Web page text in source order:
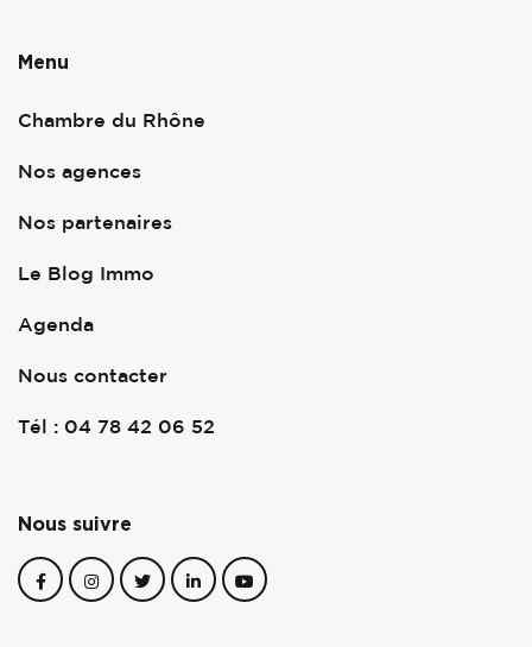
Menu
Chambre du Rhône
Nos agences
Nos partenaires
Le Blog Immo
Agenda
Nous contacter
Tél : 04 78 42 06 52
Nous suivre